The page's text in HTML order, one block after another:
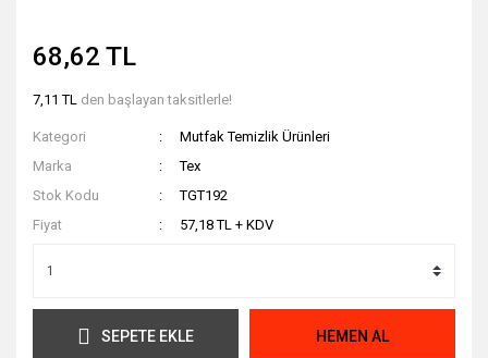
68,62 TL
7,11 TL den başlayan taksitlerle!
Kategori
Mutfak Temizlik Ürünleri
Marka
Tex
Stok Kodu
TGT192
Fiyat
57,18 TL + KDV
SEPETE EKLE HEMEN AL